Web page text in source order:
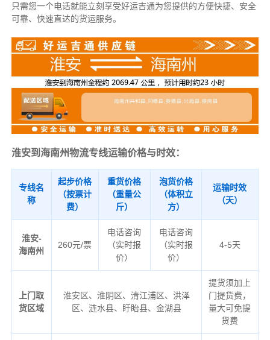
只需您一个电话就能立刻享受好运吉通为您提供的方便快捷、安全
可靠、快速直达的货运服务。
淮安到海南州物流专线运输价格与时效：
专线名
称
起步价格
（按票计
费）
重货价格
（重量公
斤）
泡货价格
（体积立
方）
运输时效
（天）
淮安-
海南州
260元/票
电话咨询
（实时报
价）
电话咨询
（实时报
价）
4-5天
上门取
货区域
淮安区、淮阴区、清江浦区、洪泽
区、涟水县、盱眙县、金湖县
提货须加上
门提货费，
量大可免提
货费